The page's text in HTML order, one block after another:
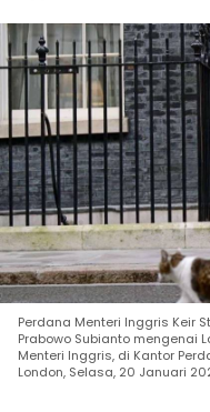
Perdana Menteri Inggris Keir
Prabowo Subianto mengenai
Menteri Inggris, di Kantor
London, Selasa, 20 Januari